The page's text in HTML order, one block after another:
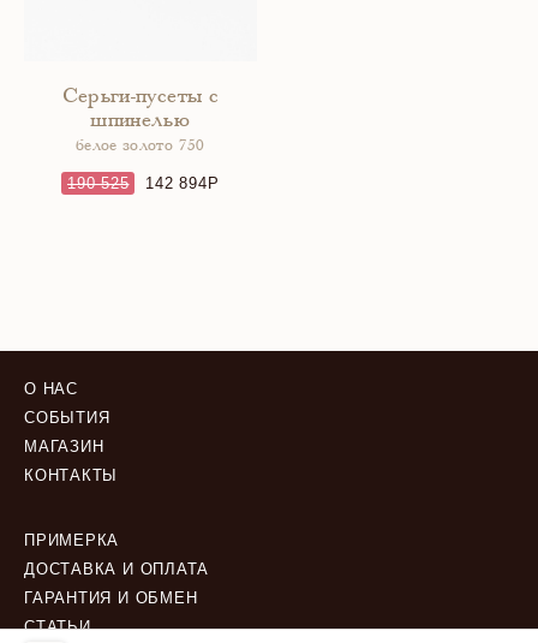
Серьги-пусеты с
шпинелью
белое золото 750
190 525 142 894
О НАС
СОБЫТИЯ
МАГАЗИН
КОНТАКТЫ
ПРИМЕРКА
ДОСТАВКА И ОПЛАТА
ГАРАНТИЯ И ОБМЕН
СТАТЬИ